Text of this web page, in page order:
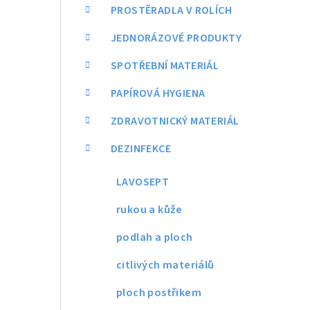
PROSTĚRADLA V ROLÍCH
JEDNORÁZOVÉ PRODUKTY
SPOTŘEBNÍ MATERIÁL
PAPÍROVÁ HYGIENA
ZDRAVOTNICKÝ MATERIÁL
DEZINFEKCE
LAVOSEPT
rukou a kůže
podlah a ploch
citlivých materiálů
ploch postřikem